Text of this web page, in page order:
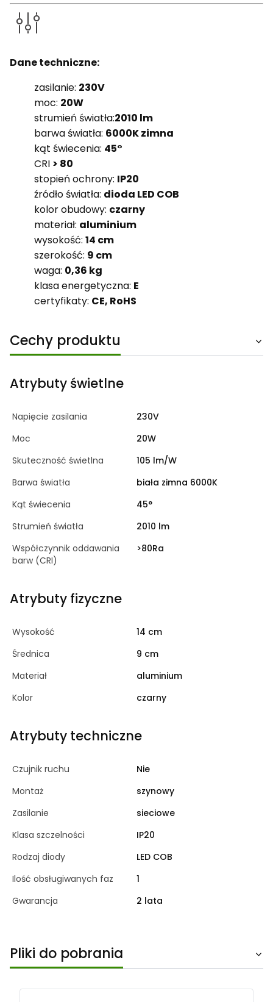
Dane techniczne:
zasilanie: 230V
moc: 20W
strumień światła:2010 lm
barwa światła: 6000K zimna
kąt świecenia: 45°
CRI > 80
stopień ochrony: IP20
źródło światła: dioda LED COB
kolor obudowy: czarny
materiał: aluminium
wysokość: 14 cm
szerokość: 9 cm
waga: 0,36 kg
klasa energetyczna: E
certyfikaty: CE, RoHS
Cechy produktu
Atrybuty świetlne
Napięcie zasilania
230V
Moc
20W
Skuteczność świetlna
105 lm/W
Barwa światła
biała zimna 6000K
Kąt świecenia
45°
Strumień światła
2010 lm
Współczynnik oddawania
barw (CRI)
>80Ra
Atrybuty fizyczne
Wysokość
14 cm
Średnica
9 cm
Materiał
aluminium
Kolor
czarny
Atrybuty techniczne
Czujnik ruchu
Nie
Montaż
szynowy
Zasilanie
sieciowe
Klasa szczelności
IP20
Rodzaj diody
LED COB
Ilość obsługiwanych faz
1
Gwarancja
2 lata
Pliki do pobrania